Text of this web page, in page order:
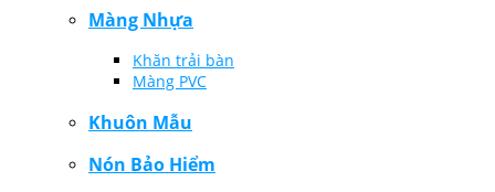
Màng Nhựa
Khăn trải bàn
Màng PVC
Khuôn Mẫu
Nón Bảo Hiểm